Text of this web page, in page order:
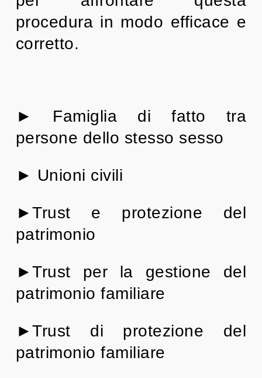
procedura in modo efficace e
corretto.
► Famiglia di fatto tra
persone dello stesso sesso
► Unioni civili
►Trust e protezione del
patrimonio
►Trust per la gestione del
patrimonio familiare
►Trust di protezione del
patrimonio familiare